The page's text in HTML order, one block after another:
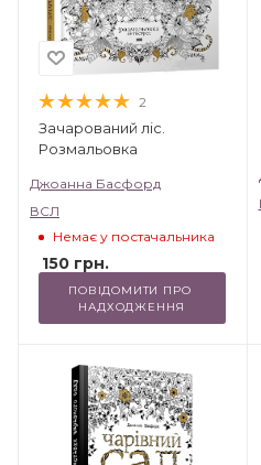
2
Зачарований ліс.
Розмальовка
Джоанна Басфорд
ВСЛ
Немає у постачальника
150 грн.
ПОВІДОМИТИ ПРО
НАДХОДЖЕННЯ